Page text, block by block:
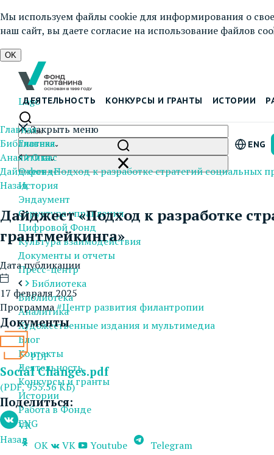
Мы используем файлы cookie для информирования о
наш сайт, вы даете согласие на использование файлов
OK
Logo
ДЕЯТЕЛЬНОСТЬ КОНКУРСЫ И ГРАНТЫ ИСТОРИИ
ENG
Закрыть меню
Главная
О нас
О фонде
История
Эндаумент
Структура управления
Цифровой Фонд
Культура взаимодействия
Документы и отчеты
Пресс-центр
Библиотека
Библиотека
Аналитика
Художественные издания и мультимедиа
Блог
Контакты
Деятельность
Конкурсы и гранты
Истории
Работа в Фонде
ENG
OK
VK Youtube Telegram
Главная
Библиотека
Аналитика
Дайджест «Подход к разработке стратегий социальных
Назад
Дайджест «Подход к разработке
грантмейкинга»
Дата публикации
17 февраля 2025
Программа#Центр развития филантропии
Документы
PDF
Social Changes.pdf
(PDF, 955.56 КБ)
Поделиться:
VK
Назад